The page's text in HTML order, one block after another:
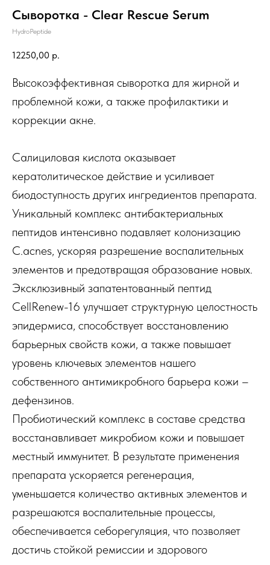
Сыворотка - Clear Rescue Serum
HydroPeptide
12250,00 р.
Высокоэффективная сыворотка для жирной и
проблемной кожи, а также профилактики и
коррекции акне.
Салициловая кислота оказывает
кератолитическое действие и усиливает
биодоступность других ингредиентов препарата.
Уникальный комплекс антибактериальных
пептидов интенсивно подавляет колонизацию
C.acnes, ускоряя разрешение воспалительных
элементов и предотвращая образование новых.
Эксклюзивный запатентованный пептид
CellRenew-16 улучшает структурную целостность
эпидермиса, способствует восстановлению
барьерных свойств кожи, а также повышает
уровень ключевых элементов нашего
собственного антимикробного барьера кожи –
дефензинов.
Пробиотический комплекс в составе средства
восстанавливает микробиом кожи и повышает
местный иммунитет. В результате применения
препарата ускоряется регенерация,
уменьшается количество активных элементов и
разрешаются воспалительные процессы,
обеспечивается себорегуляция, что позволяет
достичь стойкой ремиссии и здорового